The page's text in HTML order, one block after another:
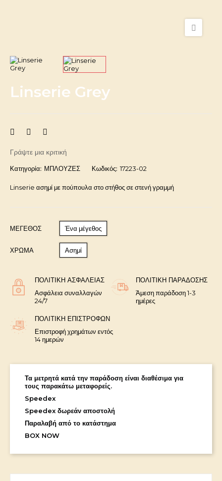
Linserie Grey
Γράψτε μια κριτική
Κατηγορία: ΜΠΛΟΥΖΕΣ Κωδικός: 17223-02
Linserie ασημί με πούπουλα στο στήθος σε στενή γραμμή
ΜΈΓΕΘΟΣ Ένα μέγεθος
ΧΡΩΜΑ Ασημί
ΠΟΛΙΤΙΚΉ ΑΣΦΑΛΕΊΑΣ
Ασφάλεια συναλλαγών
24/7
ΠΟΛΙΤΙΚΉ ΠΑΡΆΔΟΣΗΣ
Άμεση παράδοση 1-3
ημέρες
ΠΟΛΙΤΙΚΉ ΕΠΙΣΤΡΟΦΏΝ
Επιστροφή χρημάτων εντός
14 ημερών
Τα μετρητά κατά την παράδοση είναι διαθέσιμα για
τους παρακάτω μεταφορείς.
Speedex
Speedex δωρεάν αποστολή
Παραλαβή από το κατάστημα
BOX NOW